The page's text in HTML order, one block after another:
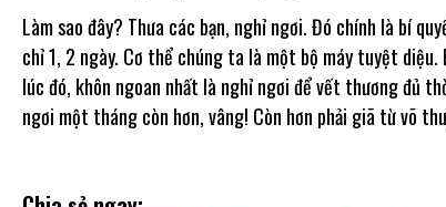
Làm sao đây? Thưa các bạn, nghỉ ngơi. Đó chính là bí
chỉ 1, 2 ngày. Cơ thể chúng ta là một bộ máy tuyệt diệu.
lúc đó, khôn ngoan nhất là nghỉ ngơi để vết thương đủ
ngơi một tháng còn hơn, vâng! Còn hơn phải giã từ võ